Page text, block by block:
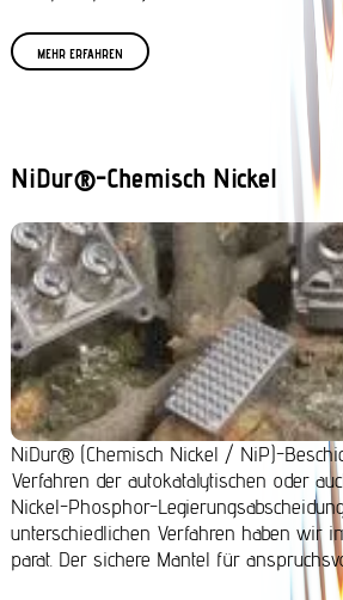
MEHR ERFAHREN
NiDur®-Chemisch Nickel
NiDur® (Chemisch Nickel / NiP)-
Verfahren der autokatalytischen oder
Nickel-Phosphor-
unterschiedlichen Verfahren haben wir
parat. Der sichere Mantel für